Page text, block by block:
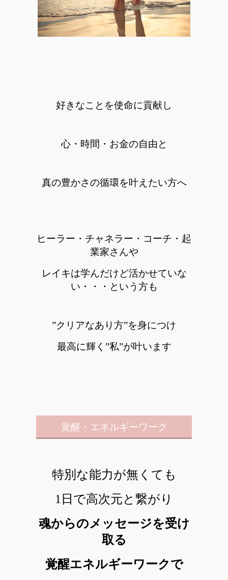
好きなことを使命に貢献し
心・時間・お金の自由と
真の豊かさの循環を叶えたい方へ
ヒーラー・チャネラー・コーチ・起
業家さんや
レイキは学んだけど活かせていな
い・・・という方も
”クリアなあり方”を身につけ
最高に輝く ”私”が叶います
覚醒・エネルギーワーク
特別な能力が無くても
1日で高次元と繋がり
魂からのメッセージを受け
取る
覚醒エネルギーワークで